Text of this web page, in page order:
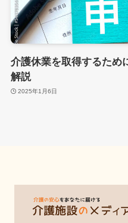
介護休業を取得するため
解説
2025年1月6日